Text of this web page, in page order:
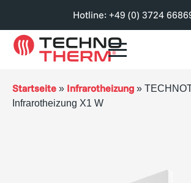
Hotline: +49 (0) 3724
Startseite » Infrarotheizung »
Infrarotheizung X1 W